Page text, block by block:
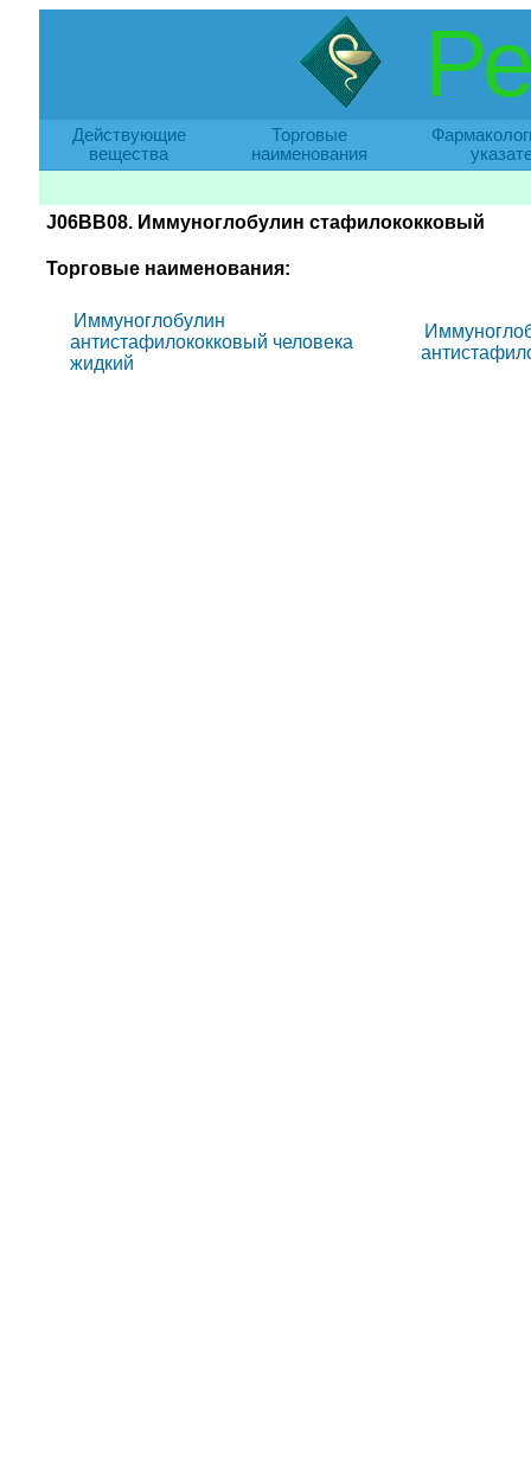
Действующие
вещества
Торговые
наименования
J06BB08. Иммуноглобулин стафилококковый
Торговые наименования:
Иммуноглобулин
антистафилококковый человека
жидкий